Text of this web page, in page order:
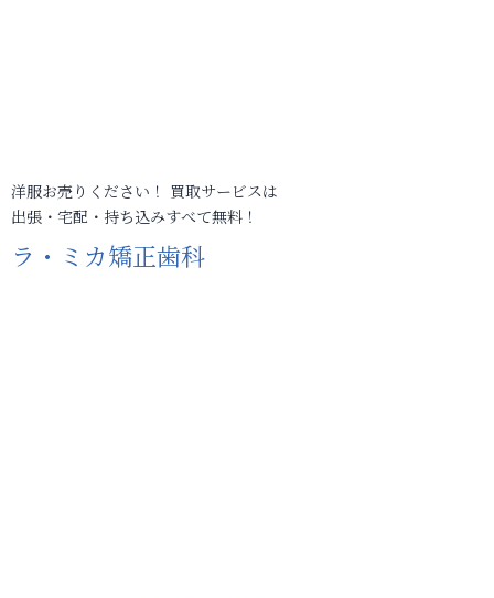
洋服お売りください！ 買取サービスは
出張・宅配・持ち込みすべて無料！
ラ・ミカ矯正歯科